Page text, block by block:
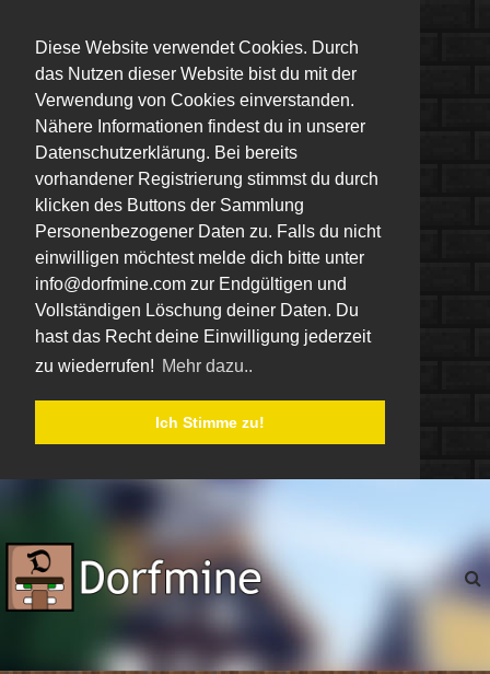
Diese Website verwendet Cookies. Durch
das Nutzen dieser Website bist du mit der
Verwendung von Cookies einverstanden.
Nähere Informationen findest du in unserer
Datenschutzerklärung. Bei bereits
vorhandener Registrierung stimmst du durch
klicken des Buttons der Sammlung
Personenbezogener Daten zu. Falls du nicht
einwilligen möchtest melde dich bitte unter
info@dorfmine.com zur Endgültigen und
Vollständigen Löschung deiner Daten. Du
hast das Recht deine Einwilligung jederzeit
zu wiederrufen! Mehr dazu..
Ich Stimme zu!